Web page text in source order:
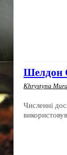
Шелдон
Khrystyna
Численні